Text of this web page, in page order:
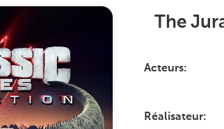
The
Acteurs
Réalisateur